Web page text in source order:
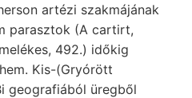
artézi szakmájának
492.) időkig
Kis-(Gryórött
geografiából üregből